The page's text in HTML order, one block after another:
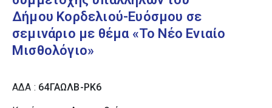
Δήμου Κορδελιού-Ευόσμου σε
σεμινάριο με θέμα «Το Νέο Ενιαίο
Μισθολόγιο»
ΑΔΑ : 64ΓΑΩΛΒ-ΡΚ6